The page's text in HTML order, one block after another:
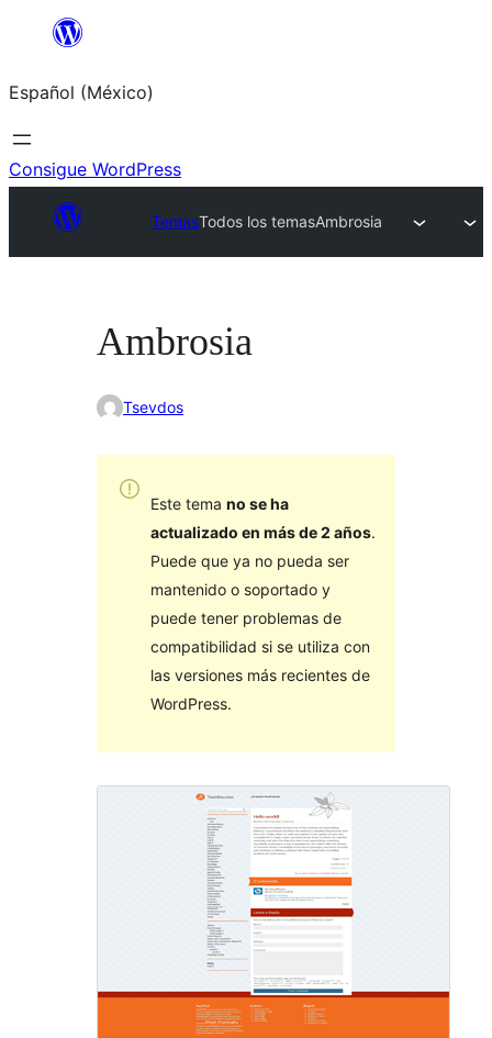
Saltar
contenido
Español (México)
Consigue WordPress
TemasTodos los temasAmbrosia
Ambrosia
Tsevdos
Este tema no se ha
actualizado en más de 2 años.
Puede que ya no pueda ser
mantenido o soportado y
puede tener problemas de
compatibilidad si se utiliza con
las versiones más recientes de
WordPress.